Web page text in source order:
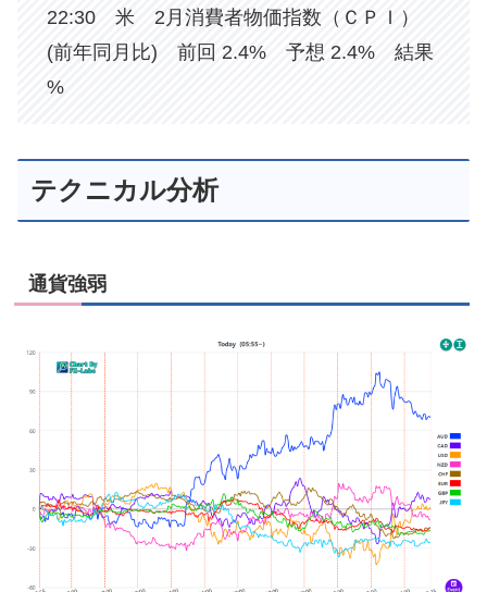
22:30 米 2月消費者物価指数（ＣＰＩ）
(前年同月比) 前回 2.4% 予想 2.4% 結果
%
テクニカル分析
通貨強弱